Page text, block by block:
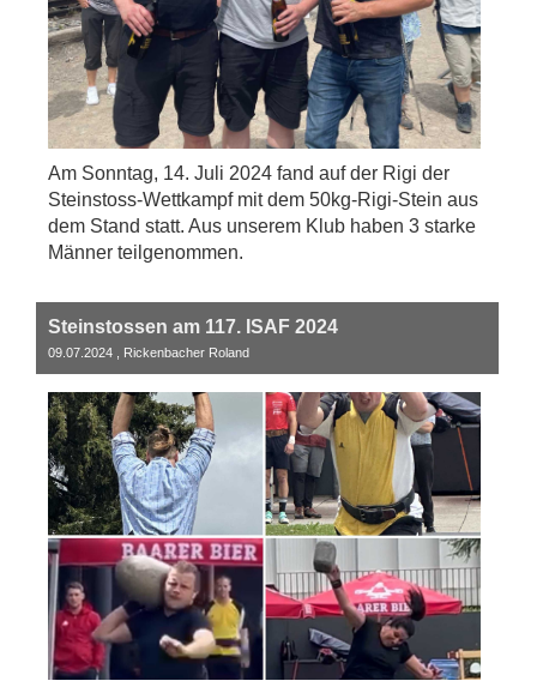
Am Sonntag, 14. Juli 2024 fand auf der Rigi der
Steinstoss-Wettkampf mit dem 50kg-Rigi-Stein aus
dem Stand statt. Aus unserem Klub haben 3 starke
Männer teilgenommen.
Steinstossen am 117. ISAF 2024
09.07.2024 , Rickenbacher Roland